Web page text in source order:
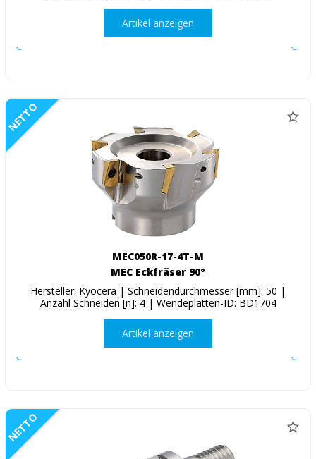
Artikel anzeigen
NETTO
MEC050R-17-4T-M
MEC Eckfräser 90°
Hersteller: Kyocera | Schneidendurchmesser [mm]: 50 |
Anzahl Schneiden [n]: 4 | Wendeplatten-ID: BD1704
Artikel anzeigen
NETTO